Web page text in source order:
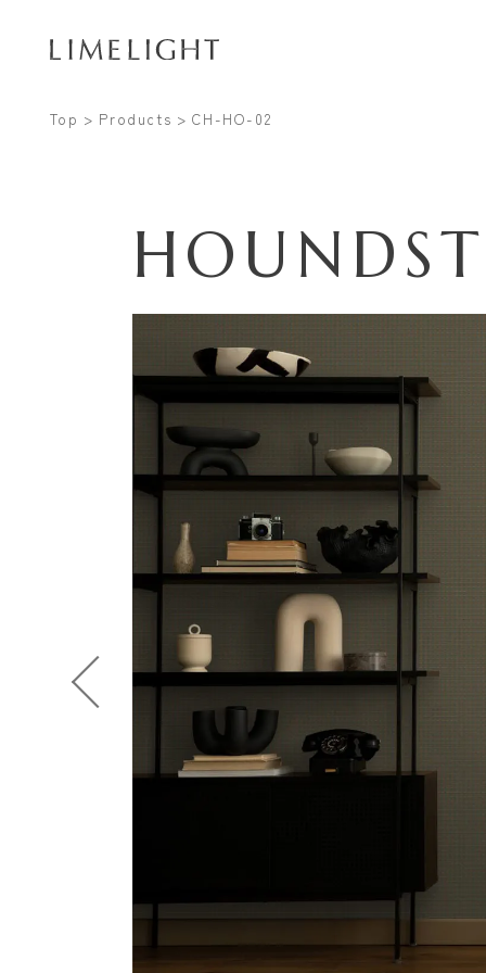
Top Products CH-HO-02